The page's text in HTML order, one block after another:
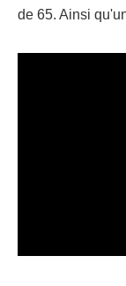
de 65. Ainsi